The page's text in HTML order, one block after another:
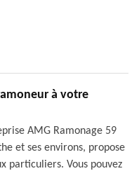
à votre
AMG Ramonage 59
et ses environs, propose
particuliers. Vous pouvez